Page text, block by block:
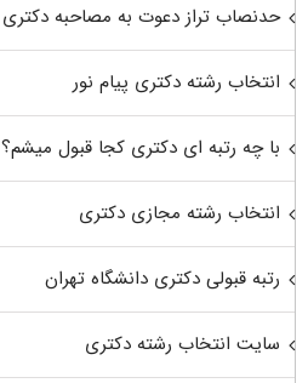
حدنصاب تراز دعوت به مصاحبه دکتری
انتخاب رشته دکتری پیام نور
با چه رتبه ای دکتری کجا قبول میشم؟
انتخاب رشته مجازی دکتری
رتبه قبولی دکتری دانشگاه تهران
سایت انتخاب رشته دکتری